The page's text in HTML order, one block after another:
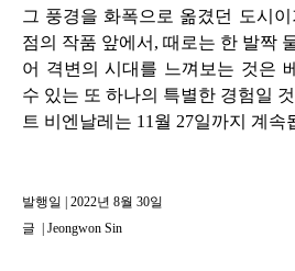
그 풍경을 화폭으로 옮겼던 도시
점의 작품 앞에서 , 때로는 한 발짝
어 격변의 시대를 느껴보는 것은
수 있는 또 하나의 특별한 경험일
트 비엔날레는 11 월 27일까지 계속
발행일 | 2022년 8월 30일
글 | Jeongwon Sin